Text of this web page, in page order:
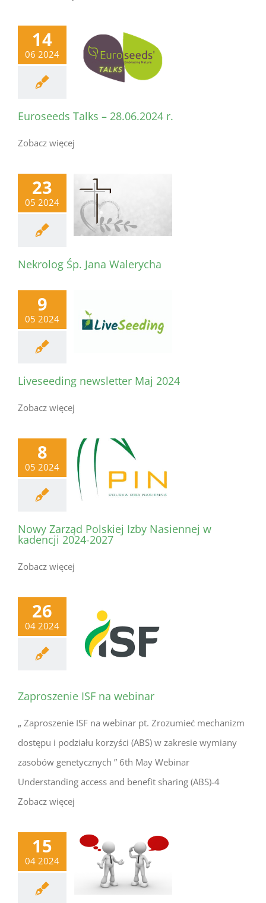
14
06 2024
Euroseeds Talks – 28.06.2024 r.
Zobacz więcej
23
05 2024
Nekrolog Śp. Jana Walerycha
9
05 2024
Liveseeding newsletter Maj 2024
Zobacz więcej
8
05 2024
Nowy Zarząd Polskiej Izby Nasiennej w
kadencji 2024-2027
Zobacz więcej
26
04 2024
Zaproszenie ISF na webinar
„ Zaproszenie ISF na webinar pt. Zrozumieć mechanizm
dostępu i podziału korzyści (ABS) w zakresie wymiany
zasobów genetycznych ” 6th May Webinar
Understanding access and benefit sharing (ABS)-4
Zobacz więcej
15
04 2024